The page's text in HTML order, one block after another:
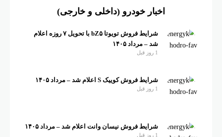
اخبار خودرو (داخلی و خارجی)
شرایط فروش تویوتا bZ۵ با تحویل ۷ روزه اعلام
شد – مرداد ۱۴۰۵
شرایط فروش کوییک S اعلام شد – مرداد ۱۴۰۵
شرایط فروش نیسان وانت اعلام شد – مرداد ۱۴۰۵